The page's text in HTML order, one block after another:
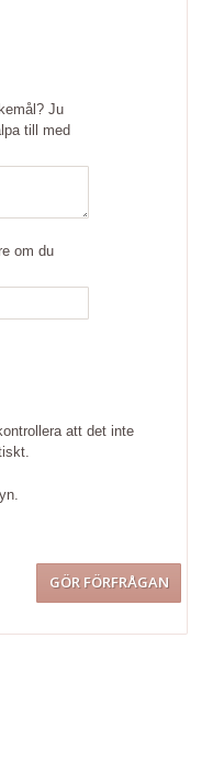
Ju
till med
om du
att det inte